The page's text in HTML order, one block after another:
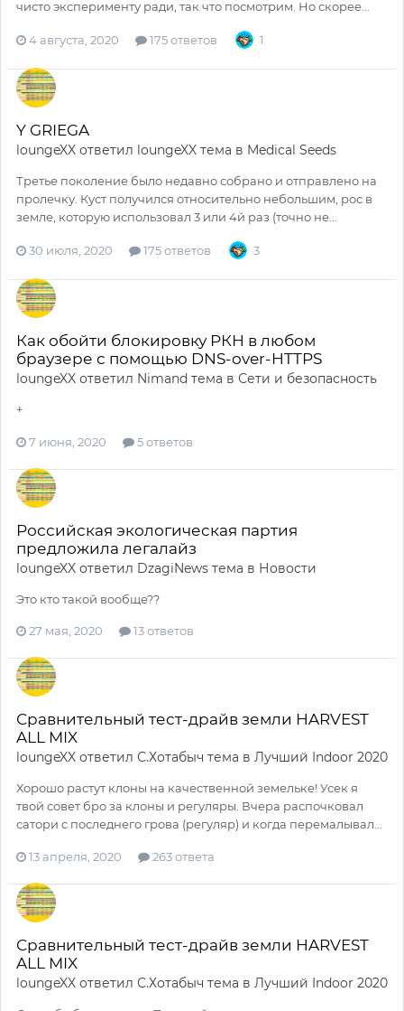
чисто эксперименту ради, так что посмотрим. Но скорее...
4 августа, 2020 175 ответов 1
Y GRIEGA
loungeXX ответил loungeXX тема в Medical Seeds
Третье поколение было недавно собрано и отправлено на
пролечку. Куст получился относительно небольшим, рос в
земле, которую использовал 3 или 4й раз (точно не...
30 июля, 2020 175 ответов 3
Как обойти блокировку РКН в любом
браузере с помощью DNS-over-HTTPS
loungeXX ответил Nimand тема в Сети и безопасность
+
7 июня, 2020 5 ответов
Российская экологическая партия
предложила легалайз
loungeXX ответил DzagiNews тема в Новости
Это кто такой вообще??
27 мая, 2020 13 ответов
Сравнительный тест-драйв земли HARVEST
ALL MIX
loungeXX ответил С.Хотабыч тема в Лучший Indoor 2020
Хорошо растут клоны на качественной земельке! Усек я
твой совет бро за клоны и регуляры. Вчера распочковал
сатори с последнего грова (регуляр) и когда перемалывал...
13 апреля, 2020 263 ответа
Сравнительный тест-драйв земли HARVEST
ALL MIX
loungeXX ответил С.Хотабыч тема в Лучший Indoor 2020